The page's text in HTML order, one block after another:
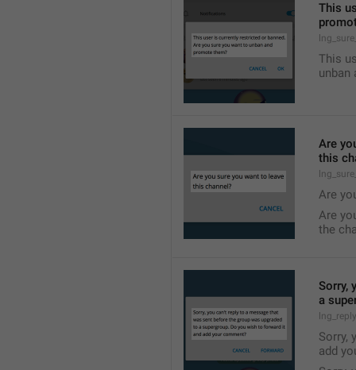
This
This
unban
Are
this
Are
Are
the
Sorry,
a
Sorry,
add